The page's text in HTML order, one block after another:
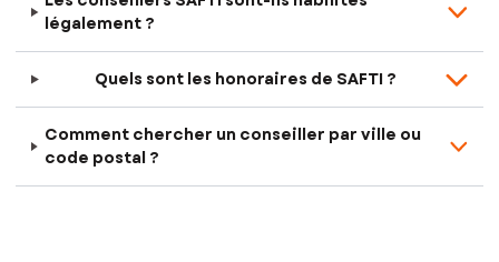
légalement ?
Quels sont les honoraires de SAFTI ?
Comment chercher un conseiller par ville ou
code postal ?